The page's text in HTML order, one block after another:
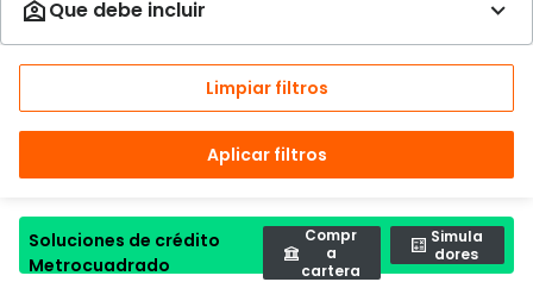
Limpiar filtros
Aplicar filtros
Soluciones de crédito
Metrocuadrado
Compr
a
cartera
Simula
dores